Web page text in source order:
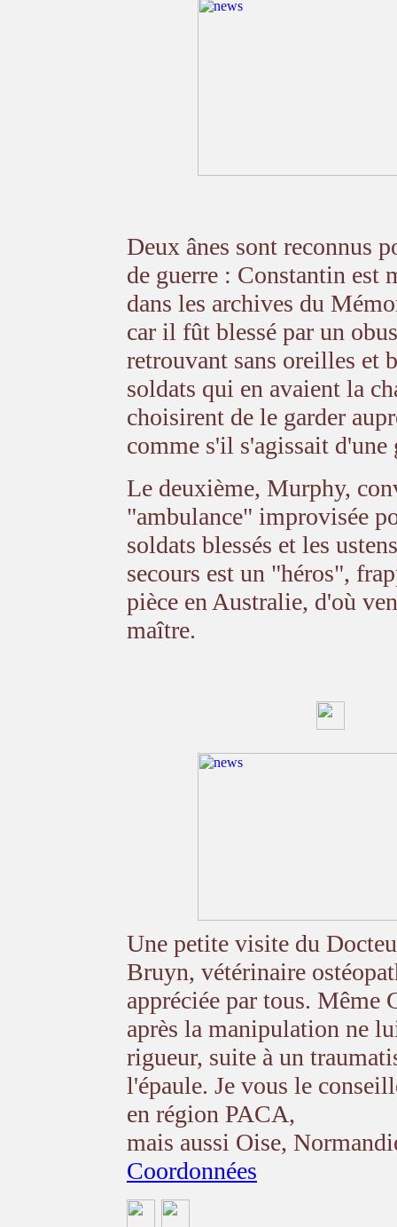
Deux ânes sont reconnus
de guerre : Constantin est
dans les archives du
car il fût blessé par un
retrouvant sans oreilles et
soldats qui en avaient la
choisirent de le garder
comme s'il s'agissait d'une
Le deuxième, Murphy,
"ambulance" improvisée
soldats blessés et les
secours est un "héros",
pièce en Australie, d'où
maître.
Une petite visite du
Bruyn, vétérinaire
appréciée par tous. Même
après la manipulation ne
rigueur, suite à un
l'épaule. Je vous le
en région PACA,
mais aussi Oise,
Coordonnées